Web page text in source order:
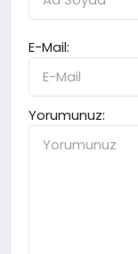
E-Mail:
Yorumunuz: